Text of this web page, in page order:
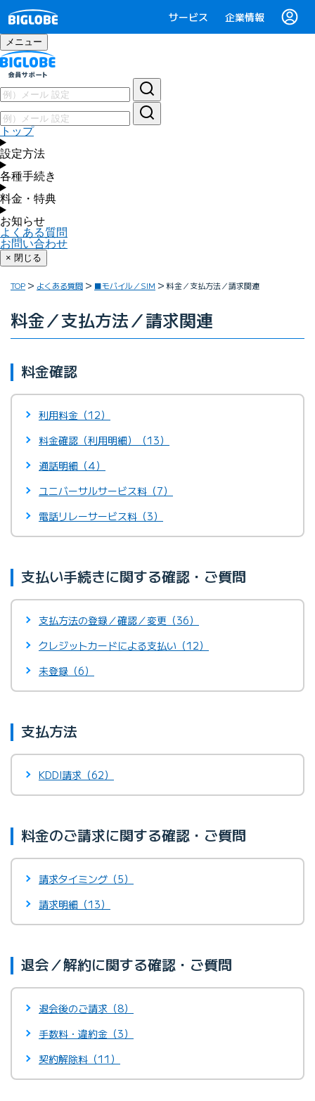
サービス 企業情報
メニュー
トップ
設定方法
各種手続き
料金・特典
お知らせ
よくある質問
お問い合わせ
× 閉じる
TOP よくある質問 ■モバイル／SIM 料金／支払方法／請求関連
料金／支払方法／請求関連
料金確認
利用料金（12）
料金確認（利用明細）（13）
通話明細（4）
ユニバーサルサービス料（7）
電話リレーサービス料（3）
支払い手続きに関する確認・ご質問
支払方法の登録／確認／変更（36）
クレジットカードによる支払い（12）
未登録（6）
支払方法
KDDI請求（62）
料金のご請求に関する確認・ご質問
請求タイミング（5）
請求明細（13）
退会／解約に関する確認・ご質問
退会後のご請求（8）
手数料・違約金（3）
契約解除料（11）